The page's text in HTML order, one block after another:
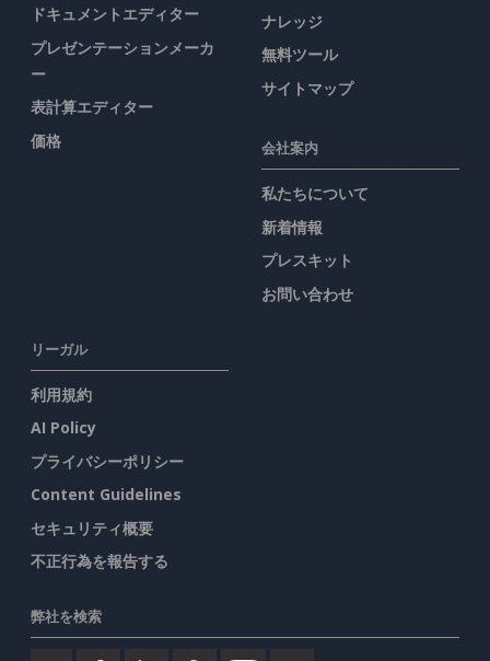
ドキュメントエディター
プレゼンテーションメーカ
ー
表計算エディター
価格
ナレッジ
無料ツール
サイトマップ
会社案内
私たちについて
新着情報
プレスキット
お問い合わせ
リーガル
利用規約
AI Policy
プライバシーポリシー
Content Guidelines
セキュリティ概要
不正行為を報告する
弊社を検索